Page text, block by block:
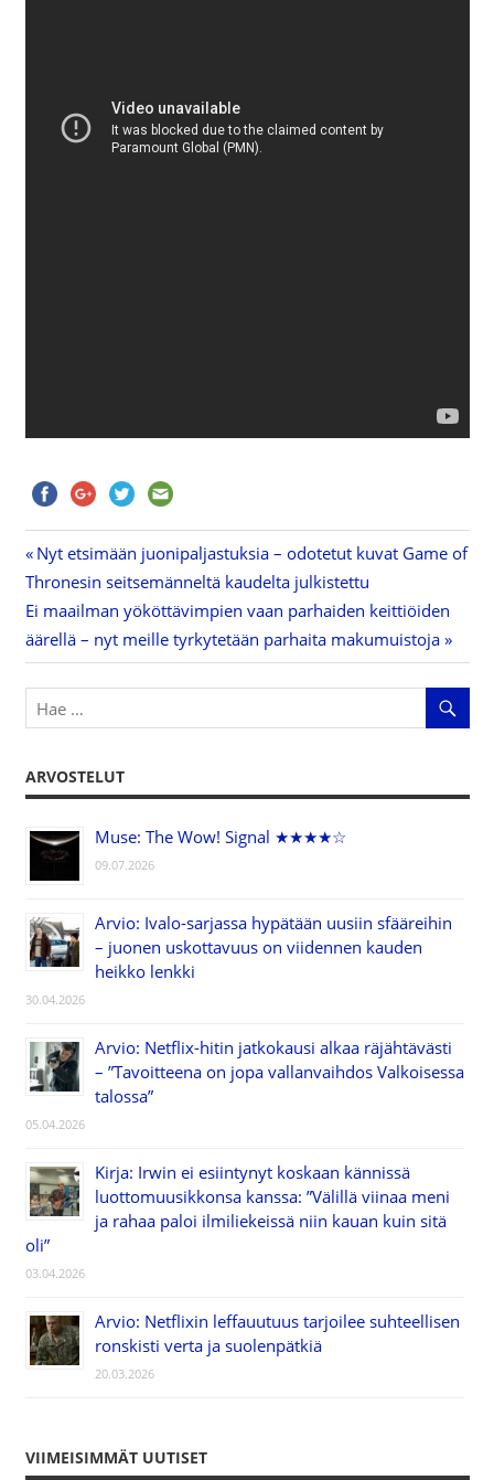
Artikkelien
selaus
Previous
Post:
Nyt etsimään juonipaljastuksia – odotetut kuvat Game of
Thronesin seitsemänneltä kaudelta julkistettu
Next
Post:
Ei maailman yököttävimpien vaan parhaiden keittiöiden
äärellä – nyt meille tyrkytetään parhaita makumuistoja
ARVOSTELUT
Muse: The Wow! Signal ★★★★☆
09.07.2026
Arvio: Ivalo-sarjassa hypätään uusiin sfääreihin
– juonen uskottavuus on viidennen kauden
heikko lenkki
30.04.2026
Arvio: Netflix-hitin jatkokausi alkaa räjähtävästi
– ”Tavoitteena on jopa vallanvaihdos Valkoisessa
talossa”
05.04.2026
Kirja: Irwin ei esiintynyt koskaan kännissä
luottomuusikkonsa kanssa: ”Välillä viinaa meni
ja rahaa paloi ilmiliekeissä niin kauan kuin sitä
oli”
03.04.2026
Arvio: Netflixin leffauutuus tarjoilee suhteellisen
ronskisti verta ja suolenpätkiä
20.03.2026
VIIMEISIMMÄT UUTISET